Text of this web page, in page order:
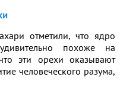
отметили, что ядро
похоже на
эти орехи оказывают
человеческого разума,